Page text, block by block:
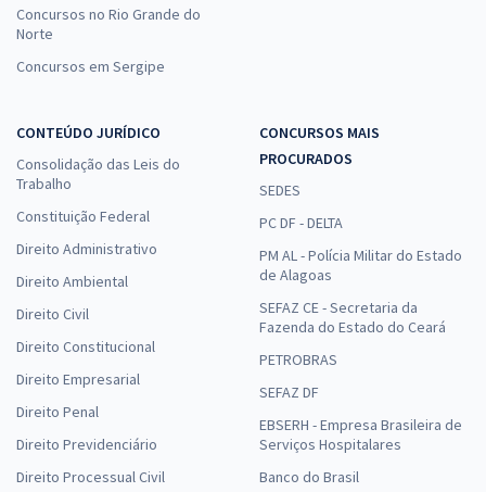
Concursos no Rio Grande do
Norte
Concursos em Sergipe
CONTEÚDO JURÍDICO
Consolidação das Leis do
Trabalho
Constituição Federal
Direito Administrativo
Direito Ambiental
Direito Civil
Direito Constitucional
Direito Empresarial
Direito Penal
Direito Previdenciário
Direito Processual Civil
CONCURSOS MAIS
PROCURADOS
SEDES
PC DF - DELTA
PM AL - Polícia Militar do Estado
de Alagoas
SEFAZ CE - Secretaria da
Fazenda do Estado do Ceará
PETROBRAS
SEFAZ DF
EBSERH - Empresa Brasileira de
Serviços Hospitalares
Banco do Brasil